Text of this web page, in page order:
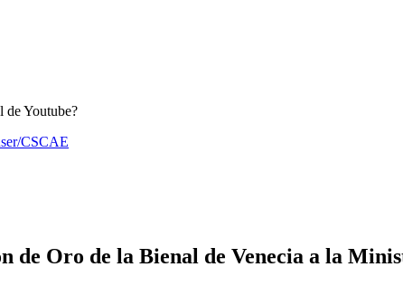
de Youtube?
CSCAE
de Oro de la Bienal de Venecia a la